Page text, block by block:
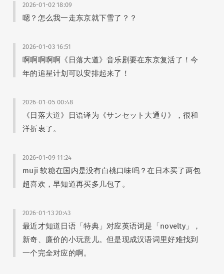
2026-01-02 18:09
嗯？怎么我一走东京就下雪了？？
2026-01-03 16:51
啊啊啊啊啊《日落大道》音乐剧要在东京复活了！今
年的追星计划可以安排起来了！
2026-01-05 00:48
《日落大道》日语译为《サンセット大通り》，很和
洋折衷了。
2026-01-09 11:24
muji 软糖在国内是没有白桃口味吗？在日本买了两包
超喜欢，早知道再买多几包了。
2026-01-13 20:43
最近才知道日语「特典」对应英语词是「novelty」，
新奇、廉价的小玩意儿。但是现成汉语词里好难找到
一个完全对应的啊。
🧭 写游记
🪭 看演出 (25) 🌙 美战
🖌️ 更新记录 (10)
: 叔叔好！🫡这几年经常跑珠海澳门啊～
Peggy: 你是神仙！你是人才！！佩服你强大的心脏！！！五一那条还可以加…
hunan: 照片拍得真好~
Peggy: 把以前的存货重新发布一遍呗
Peggy : 新时代，可以开个小红书账号了，小众圈子特别适合～